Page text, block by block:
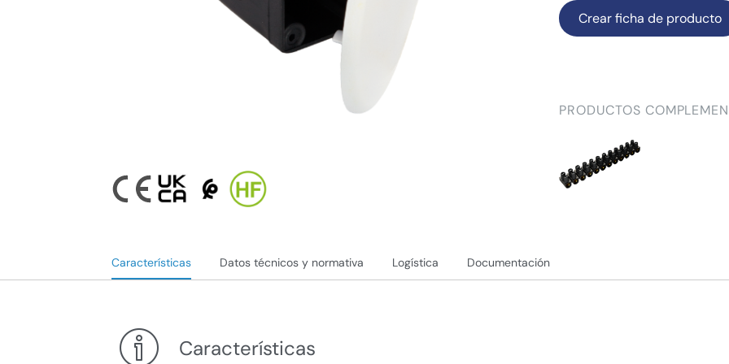
Crear ficha de producto
PRODUCTOS
Características Datos técnicos y normativa Logística Documentación
Características